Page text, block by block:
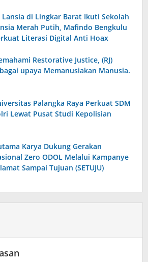
Lansia di Lingkar Barat Ikuti Sekolah
Merah Putih, Mafindo Bengkulu
Literasi Digital Anti Hoax
Restorative Justice, (RJ)
upaya Memanusiakan Manusia.
Palangka Raya Perkuat SDM
Lewat Pusat Studi Kepolisian
Karya Dukung Gerakan
Zero ODOL Melalui Kampanye
Sampai Tujuan (SETUJU)